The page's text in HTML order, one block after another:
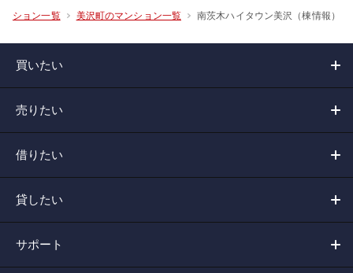
ション一覧 美沢町のマンション一覧 南茨木ハイタウン美沢（棟情報）
買いたい
売りたい
借りたい
貸したい
サポート